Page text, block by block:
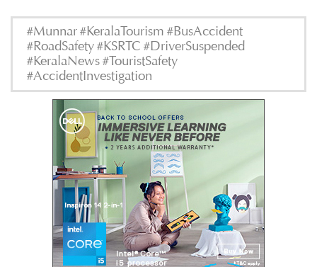
#Munnar #KeralaTourism #BusAccident
#RoadSafety #KSRTC #DriverSuspended
#KeralaNews #TouristSafety
#AccidentInvestigation